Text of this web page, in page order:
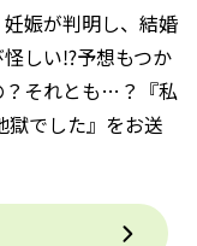
娠が判明し、結婚
しい⁉予想もつか
？それとも…？『私
獄でした』をお送